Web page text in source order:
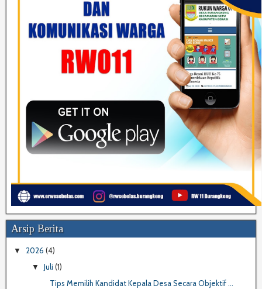
Arsip Berita
▼ 2026 (4)
▼ Juli (1)
Tips Memilih Kandidat Kepala Desa Secara Objektif ...